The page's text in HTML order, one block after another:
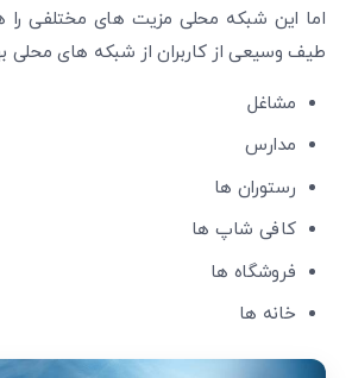
اما این شبکه محلی مزیت های مختلفی را
طیف وسیعی از کاربران از شبکه های محلی
مشاغل
مدارس
رستوران ها
کافی شاپ ها
فروشگاه ها
خانه ها